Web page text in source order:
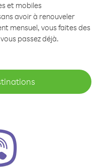
et mobiles
avoir à renouveler
mensuel, vous faites des
passez déjà.